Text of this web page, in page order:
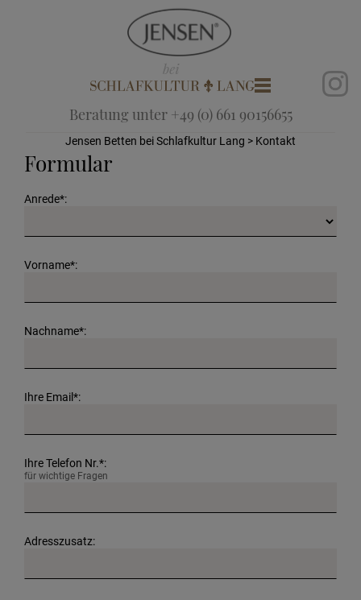
Beratung unter +49 (0) 661 90156655
Jensen Betten bei Schlafkultur Lang > Kontakt
Formular
Anrede*:
Vorname*:
Nachname*:
Ihre Email*:
Ihre Telefon Nr.*:
für wichtige Fragen
Adresszusatz: